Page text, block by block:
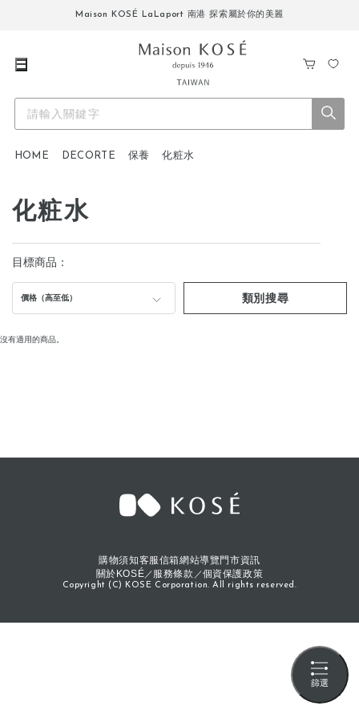
Maison KOSÉ LaLaport 南港 探索屬於你的美麗
HOME DECORTE 保養 化粧水
篩選
化粧水
目標商品：
價格（高至低） 類別搜尋
沒有適用的商品。
購物須知客服信箱網站導覽門市資訊
關於KOSÉ
服務條款 個資保護政策
Copyright (C) KOSE Corporation. All rights reserved.